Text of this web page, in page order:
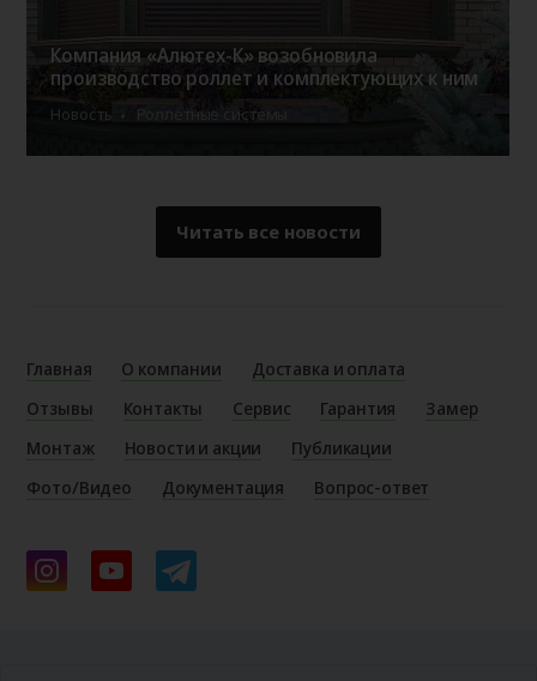
Компания «Алютех-К» возобновила
производство роллет и комплектующих к ним
Новость Роллетные системы
Читать все новости
Главная О компании
Доставка и оплата
Отзывы
Контакты Сервис Гарантия
Замер
Монтаж
Новости и акции
Публикации
Фото/Видео
Документация Вопрос-ответ